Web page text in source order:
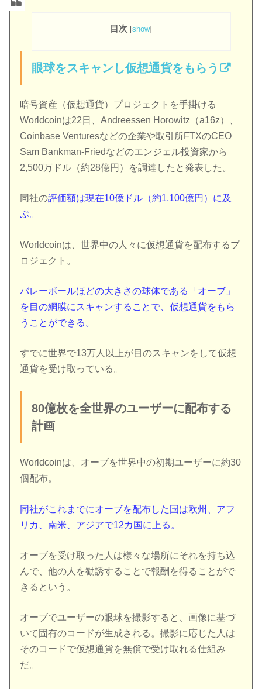
目次 [show]
眼球をスキャンし仮想通貨をもらう
暗号資産（仮想通貨）プロジェクトを手掛ける
Worldcoinは22日、Andreessen Horowitz（a16z）、
Coinbase Venturesなどの企業や取引所FTXのCEO
Sam Bankman-Friedなどのエンジェル投資家から
2,500万ドル（約28億円）を調達したと発表した。
同社の評価額は現在10億ドル（約1,100億円）に及
ぶ。
Worldcoinは、世界中の人々に仮想通貨を配布するプ
ロジェクト。
バレーボールほどの大きさの球体である「オーブ」
を目の網膜にスキャンすることで、仮想通貨をもら
うことができる。
すでに世界で13万人以上が目のスキャンをして仮想
通貨を受け取っている。
80億枚を全世界のユーザーに配布する
計画
Worldcoinは、オーブを世界中の初期ユーザーに約30
個配布。
同社がこれまでにオーブを配布した国は欧州、アフ
リカ、南米、アジアで12カ国に上る。
オーブを受け取った人は様々な場所にそれを持ち込
んで、他の人を勧誘することで報酬を得ることがで
きるという。
オーブでユーザーの眼球を撮影すると、画像に基づ
いて固有のコードが生成される。撮影に応じた人は
そのコードで仮想通貨を無償で受け取れる仕組み
だ。